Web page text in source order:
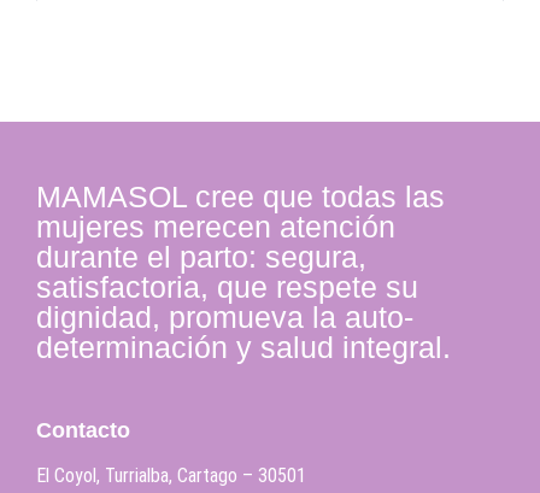
MAMASOL cree que todas las
mujeres merecen atención
durante el parto: segura,
satisfactoria, que respete su
dignidad, promueva la auto-
determinación y salud integral.
Contacto
El Coyol, Turrialba, Cartago – 30501